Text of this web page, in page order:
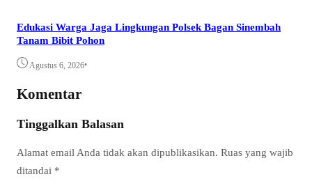
Edukasi Warga Jaga Lingkungan Polsek Bagan Sinembah
Tanam Bibit Pohon
Agustus 6, 2026•
Komentar
Tinggalkan Balasan
Alamat email Anda tidak akan dipublikasikan. Ruas yang wajib
ditandai *